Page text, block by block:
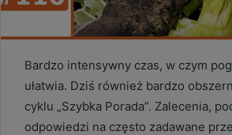
Bardzo intensywny czas, w czym
ułatwia. Dziś również bardzo
cyklu „Szybka Porada”. Zalecenia,
odpowiedzi na często zadawane